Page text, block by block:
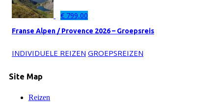
€ 799,00
Franse Alpen / Provence 2026 – Groepsreis
INDIVIDUELE REIZEN GROEPSREIZEN
Site Map
Reizen